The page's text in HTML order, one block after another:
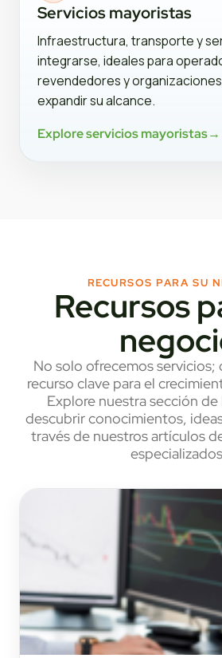
Servicios mayoristas
Infraestructura, transporte y
integrarse, ideales para
revendedores y
expandir su alcance.
Explore servicios mayoristas→
RECURSOS PARA SU
Recursos
No solo ofrecemos servicios;
recurso clave para el
Explore nuestra sección
descubrir conocimientos,
través de nuestros artículos